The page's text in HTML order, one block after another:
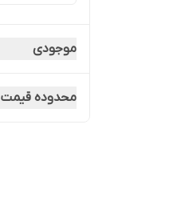
موجودی
محدوده قیمت